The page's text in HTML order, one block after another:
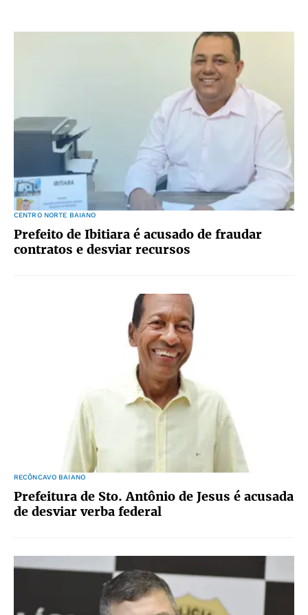
CENTRO NORTE BAIANO
Prefeito de Ibitiara é acusado de fraudar
contratos e desviar recursos
RECÔNCAVO BAIANO
Prefeitura de Sto. Antônio de Jesus é acusada
de desviar verba federal